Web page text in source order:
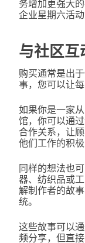
务增加更强大
企业星期六活
与社区
购买通常是出
事，您可以让
如果你是一家
馆，你可以通
合作关系，让
他们工作的积
同样的想法也
器、纺织品或
解制作者的故
统。
这些故事可以
频分享，但直